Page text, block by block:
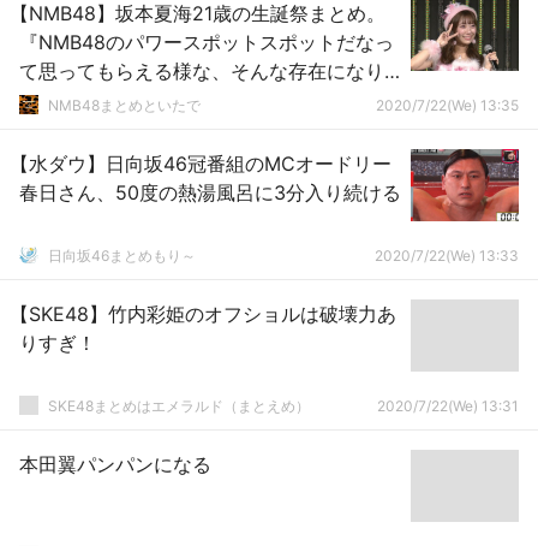
【NMB48】坂本夏海21歳の生誕祭まとめ。
『NMB48のパワースポットスポットだなっ
て思ってもらえる様な、そんな存在になり
たい』【手紙・スピーチ全文掲載】
NMB48まとめといたで 2020/7/22(We) 13:35
【水ダウ】日向坂46冠番組のMCオードリー
春日さん、50度の熱湯風呂に3分入り続ける
日向坂46まとめもり～ 2020/7/22(We) 13:33
【SKE48】竹内彩姫のオフショルは破壊力あ
りすぎ！
SKE48まとめはエメラルド（まとえめ） 2020/7/22(We) 13:31
本田翼パンパンになる